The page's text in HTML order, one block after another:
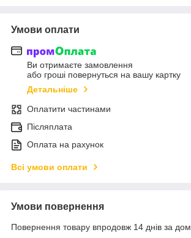
Умови оплати
Ви отримаєте замовлення
або гроші повернуться на вашу картку
Детальніше
Оплатити частинами
Післяплата
Оплата на рахунок
Всі умови оплати
Умови повернення
Повернення товару впродовж 14 днів за